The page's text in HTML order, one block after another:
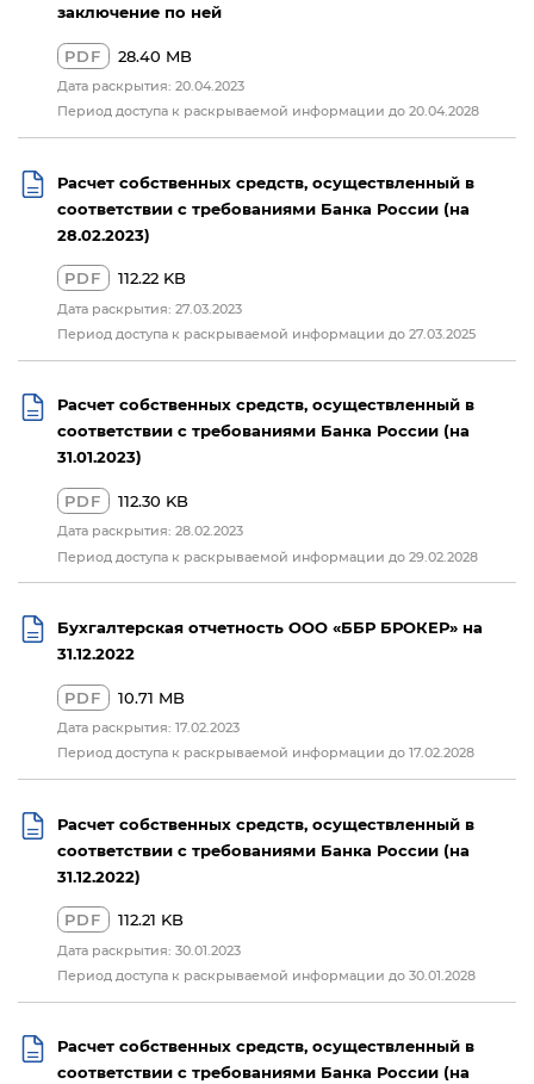
заключение по ней
PDF 28.40 MB
Дата раскрытия: 20.04.2023
Период доступа к раскрываемой информации до 20.04.2028
Расчет собственных средств, осуществленный в
соответствии с требованиями Банка России (на
28.02.2023)
PDF 112.22 KB
Дата раскрытия: 27.03.2023
Период доступа к раскрываемой информации до 27.03.2025
Расчет собственных средств, осуществленный в
соответствии с требованиями Банка России (на
31.01.2023)
PDF 112.30 KB
Дата раскрытия: 28.02.2023
Период доступа к раскрываемой информации до 29.02.2028
Бухгалтерская отчетность ООО «ББР БРОКЕР» на
31.12.2022
PDF 10.71 MB
Дата раскрытия: 17.02.2023
Период доступа к раскрываемой информации до 17.02.2028
Расчет собственных средств, осуществленный в
соответствии с требованиями Банка России (на
31.12.2022)
PDF 112.21 KB
Дата раскрытия: 30.01.2023
Период доступа к раскрываемой информации до 30.01.2028
Расчет собственных средств, осуществленный в
соответствии с требованиями Банка России (на